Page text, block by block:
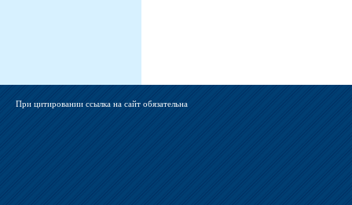
При цитировании ссылка на сайт обязательна